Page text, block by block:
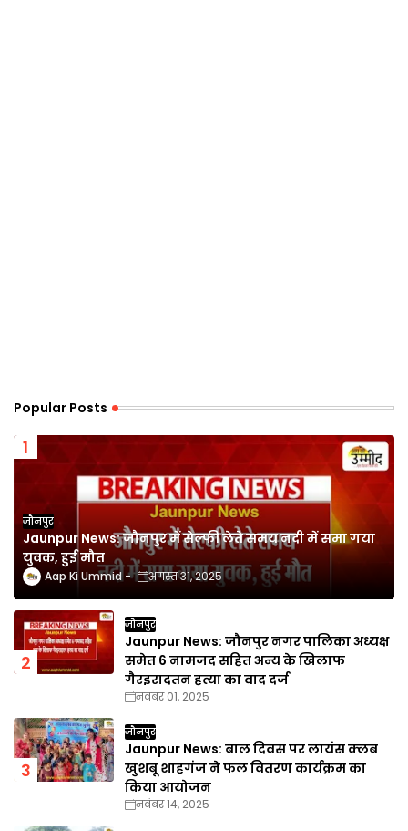
Popular Posts
जौनपुर
Jaunpur News: जौनपुर में सेल्फी लेते समय नदी में समा गया
युवक, हुई मौत
Aap Ki Ummid अगस्त 31, 2025
जौनपुर
Jaunpur News: जौनपुर नगर पालिका अध्यक्ष
समेत 6 नामजद सहित अन्य के खिलाफ
गैरइरादतन हत्या का वाद दर्ज
नवंबर 01, 2025
जौनपुर
Jaunpur News: बाल दिवस पर लायंस क्लब
खुशबू शाहगंज ने फल वितरण कार्यक्रम का
किया आयोजन
नवंबर 14, 2025